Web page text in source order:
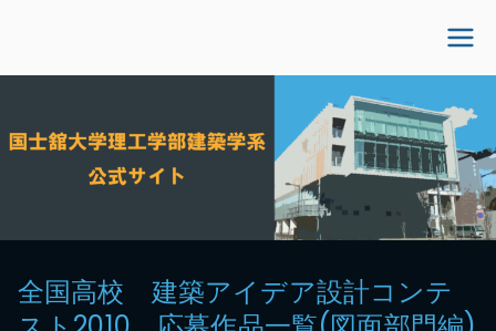
を
キ
国士舘大学理工学部建
築学系公式サイト
全国高校 建築アイデア設計コンテ